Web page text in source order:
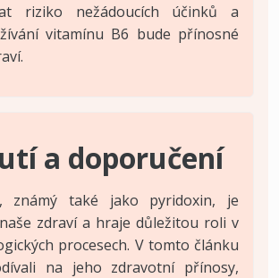
riziko nežádoucích účinků a
vitamínu B6 bude přínosné
a doporučení
známý také jako pyridoxin, je
zdraví a hraje důležitou roli v
procesech. V tomto článku
na jeho zdravotní přínosy,